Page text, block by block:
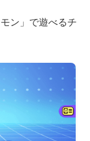
ン」で遊べるチ